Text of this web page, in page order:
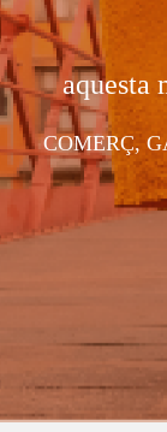
aquesta
COMERÇ,